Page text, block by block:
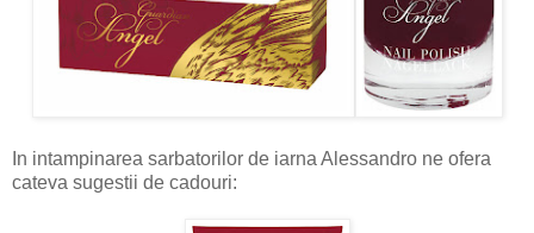
In intampinarea sarbatorilor de iarna Alessandro ne ofera
cateva sugestii de cadouri: